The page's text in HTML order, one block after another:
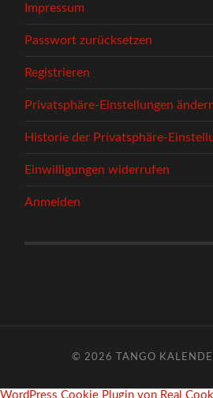
Impressum
Passwort zurücksetzen
Registrieren
Privatsphäre-Einstellungen
Historie der Privatsphäre-
Einwilligungen widerrufen
Anmelden
© 2026 TANGO
WordPress Cookie Plugin von Real